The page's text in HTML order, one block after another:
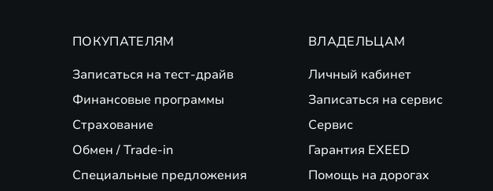
ПОКУПАТЕЛЯМ
Записаться на тест-драйв
Финансовые программы
Страхование
Обмен / Trade-in
Специальные предложения
ВЛАДЕЛЬЦАМ
Личный кабинет
Записаться на сервис
Сервис
Гарантия EXEED
Помощь на дорогах